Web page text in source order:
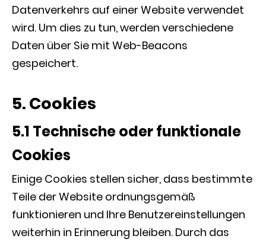
Datenverkehrs auf einer Website verwendet
wird. Um dies zu tun, werden verschiedene
Daten über Sie mit Web-Beacons
gespeichert.
5. Cookies
5.1 Technische oder funktionale
Cookies
Einige Cookies stellen sicher, dass bestimmte
Teile der Website ordnungsgemäß
funktionieren und Ihre Benutzereinstellungen
weiterhin in Erinnerung bleiben. Durch das